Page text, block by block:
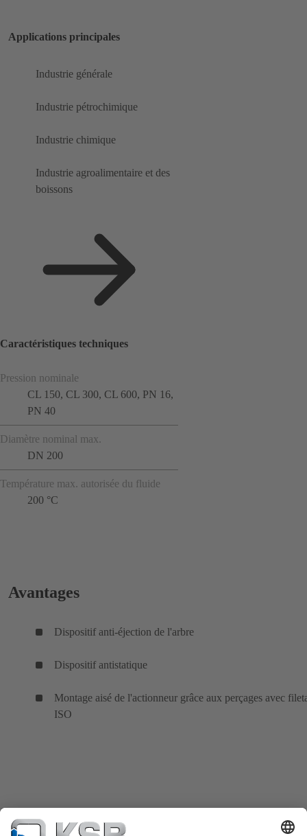
Applications principales
Industrie générale
Industrie pétrochimique
Industrie chimique
Industrie agroalimentaire et des
boissons
Caractéristiques techniques
Pression nominale
CL 150, CL 300, CL 600, PN 16,
PN 40
Diamètre nominal max.
DN 200
Température max. autorisée du fluide
200 °C
Avantages
Dispositif anti-éjection de l'arbre
Dispositif antistatique
Montage aisé de l'actionneur grâce aux perçages avec
ISO